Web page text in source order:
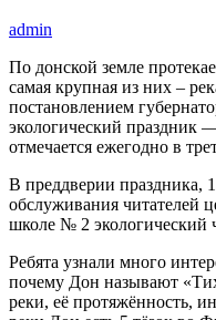
admin
По донской земле
самая крупная из них –
постановлением
экологический праздник
отмечается ежегодно в
В преддверии праздника,
обслуживания читателей
школе № 2 экологический
Ребята узнали много
почему Дон называют
реки, её протяжённость,